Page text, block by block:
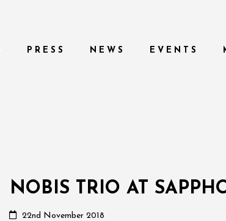
PRESS NEWS EVENTS
NOBIS TRIO AT
22nd November 2018